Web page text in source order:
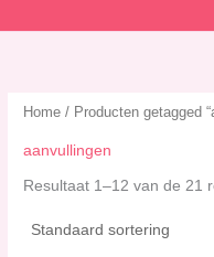
Home / Producten getagged
aanvullingen
Resultaat 1–12 van de 21